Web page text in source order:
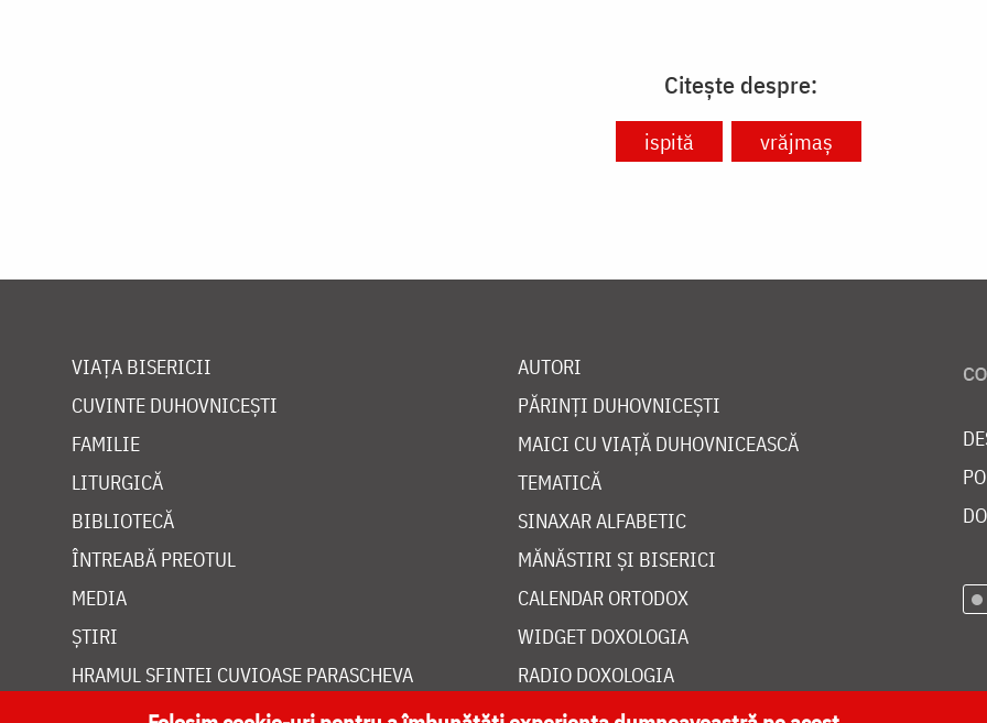
Citește despre:
ispită vrăjmaș
VIAȚA BISERICII
CUVINTE DUHOVNICEȘTI
FAMILIE
LITURGICĂ
BIBLIOTECĂ
ÎNTREABĂ PREOTUL
MEDIA
ȘTIRI
HRAMUL SFINTEI CUVIOASE PARASCHEVA
AUTORI
PĂRINȚI DUHOVNICEȘTI
MAICI CU VIAȚĂ DUHOVNICEASCĂ
TEMATICĂ
SINAXAR ALFABETIC
MĂNĂSTIRI ȘI BISERICI
CALENDAR ORTODOX
WIDGET DOXOLOGIA
RADIO DOXOLOGIA